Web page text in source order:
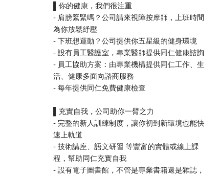
▌你的健康，我們很注重
- 肩膀緊緊嗎？公司請來視障按摩師，上班時間
為你放鬆紓壓
- 下班想運動？公司提供你五星級的健身環境
- 設有員工醫護室，專業醫師提供同仁健康諮詢
- 員工協助方案：由專業機構提供同仁工作、生
活、健康多面向諮商服務
- 每年提供同仁免費健康檢查
▌充實自我，公司助你一臂之力
- 完整的新人訓練制度，讓你初到新環境也能快
速上軌道
- 技術講座、語文研習 等豐富的實體或線上課
程，幫助同仁充實自我
- 設有電子圖書館，不管是專業書籍還是雜誌，